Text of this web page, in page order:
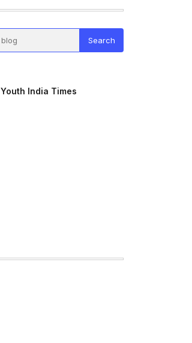
Youth India Times